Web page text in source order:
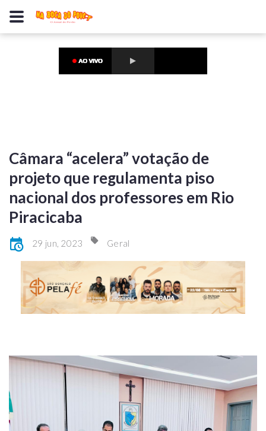
Câmara “acelera” votação de
projeto que regulamenta piso
nacional dos professores em Rio
Piracicaba
29 jun, 2023 Geral